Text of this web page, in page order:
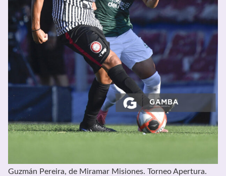
Guzmán Pereira, de Miramar Misiones. Torneo Apertura.